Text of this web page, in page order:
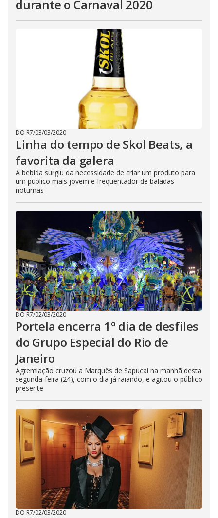
durante o Carnaval 2020
DO R7/03/03/2020
Linha do tempo de Skol Beats, a
favorita da galera
A bebida surgiu da necessidade de criar um produto para
um público mais jovem e frequentador de baladas
noturnas
DO R7/02/03/2020
Portela encerra 1º dia de desfiles
do Grupo Especial do Rio de
Janeiro
Agremiação cruzou a Marquês de Sapucaí na manhã desta
segunda-feira (24), com o dia já raiando, e agitou o público
presente
DO R7/02/03/2020